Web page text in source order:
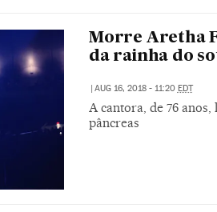
Morre Aretha
da rainha do
| AUG 16, 2018 - 11:20 EDT
A cantora, de 76
pâncreas